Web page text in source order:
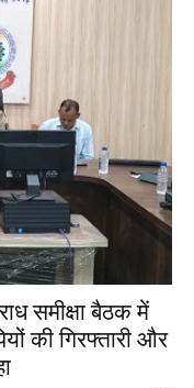
समीक्षा बैठक में
की गिरफ्तारी और